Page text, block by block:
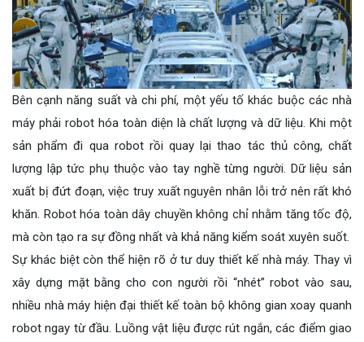
Bên cạnh năng suất và chi phí, một yếu tố khác buộc các nhà
máy phải robot hóa toàn diện là chất lượng và dữ liệu. Khi một
sản phẩm đi qua robot rồi quay lại thao tác thủ công, chất
lượng lập tức phụ thuộc vào tay nghề từng người. Dữ liệu sản
xuất bị đứt đoạn, việc truy xuất nguyên nhân lỗi trở nên rất khó
khăn. Robot hóa toàn dây chuyền không chỉ nhằm tăng tốc độ,
mà còn tạo ra sự đồng nhất và khả năng kiểm soát xuyên suốt.
Sự khác biệt còn thể hiện rõ ở tư duy thiết kế nhà máy. Thay vì
xây dựng mặt bằng cho con người rồi “nhét” robot vào sau,
nhiều nhà máy hiện đại thiết kế toàn bộ không gian xoay quanh
robot ngay từ đầu. Luồng vật liệu được rút ngắn, các điểm giao